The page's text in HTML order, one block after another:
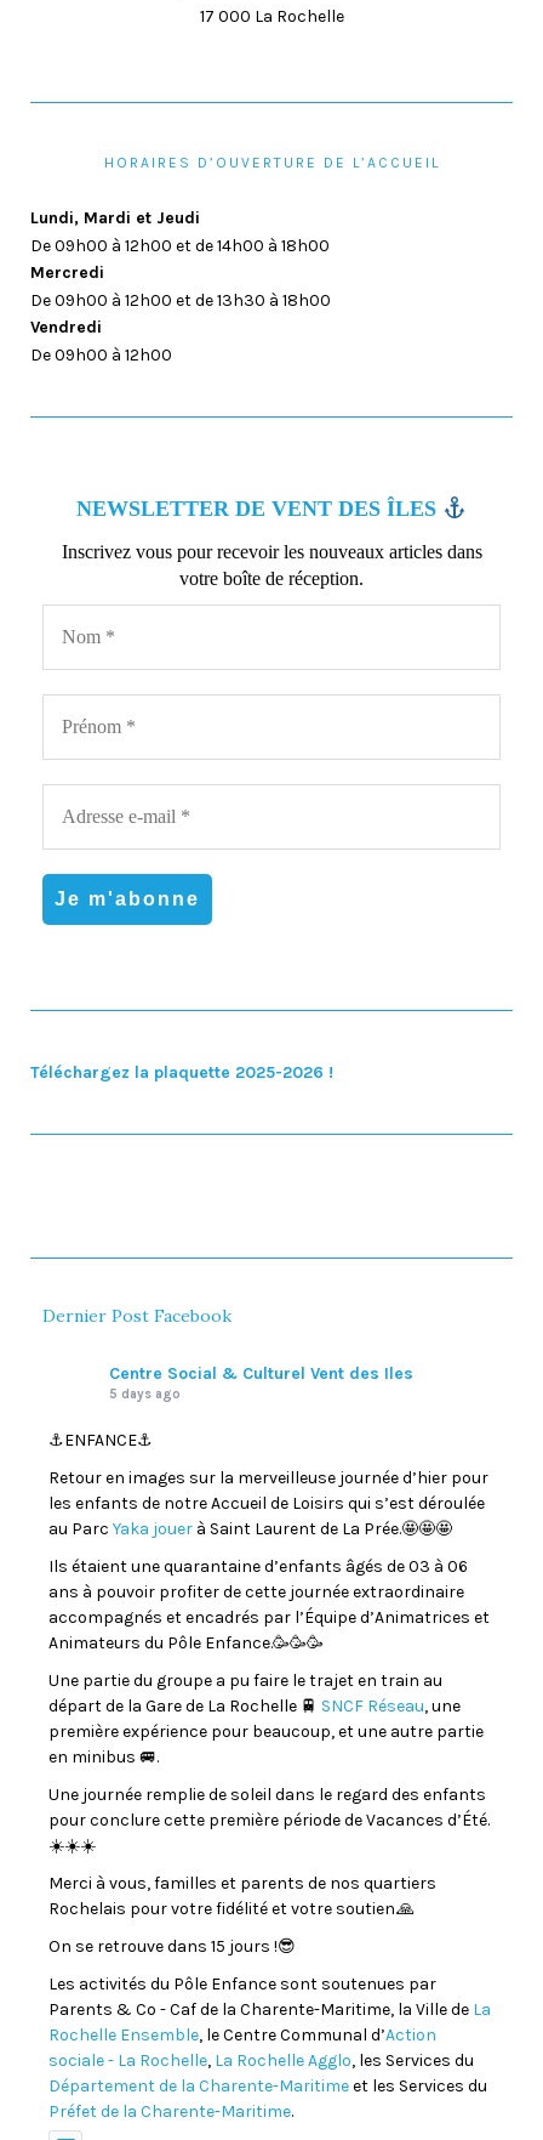
17 000 La Rochelle
HORAIRES D’OUVERTURE DE L’ACCUEIL
Lundi, Mardi et Jeudi
De 09h00 à 12h00 et de 14h00 à 18h00
Mercredi
De 09h00 à 12h00 et de 13h30 à 18h00
Vendredi
De 09h00 à 12h00
NEWSLETTER DE VENT DES ÎLES
Inscrivez vous pour recevoir les nouveaux articles dans
votre boîte de réception.
Téléchargez la plaquette 2025-2026 !
Dernier Post Facebook
Centre Social & Culturel Vent des Iles
5 days ago
⚓️ENFANCE⚓️
Retour en images sur la merveilleuse journée d’hier pour
les enfants de notre Accueil de Loisirs qui s’est déroulée
au Parc Yaka jouer à Saint Laurent de La Prée.🤩🤩🤩
Ils étaient une quarantaine d’enfants âgés de 03 à 06
ans à pouvoir profiter de cette journée extraordinaire
accompagnés et encadrés par l’Équipe d’Animatrices et
Animateurs du Pôle Enfance.🥳🥳🥳
Une partie du groupe a pu faire le trajet en train au
départ de la Gare de La Rochelle 🚆 SNCF Réseau, une
première expérience pour beaucoup, et une autre partie
en minibus 🚐.
Une journée remplie de soleil dans le regard des enfants
pour conclure cette première période de Vacances d’Été.
☀️☀️☀️
Merci à vous, familles et parents de nos quartiers
Rochelais pour votre fidélité et votre soutien.🙏
On se retrouve dans 15 jours !😎
Les activités du Pôle Enfance sont soutenues par
Parents & Co - Caf de la Charente-Maritime, la Ville de La
Rochelle Ensemble, le Centre Communal d’Action
sociale - La Rochelle, La Rochelle Agglo, les Services du
Département de la Charente-Maritimeet les Services du
Préfet de la Charente-Maritime.